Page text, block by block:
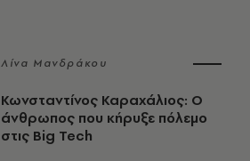
Λίνα Μανδράκου
Κωνσταντίνος Καραχάλιος: Ο
άνθρωπος που κήρυξε πόλεμο
στις Big Tech